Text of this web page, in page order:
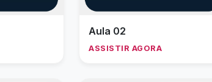
Aula 02
ASSISTIR AGORA